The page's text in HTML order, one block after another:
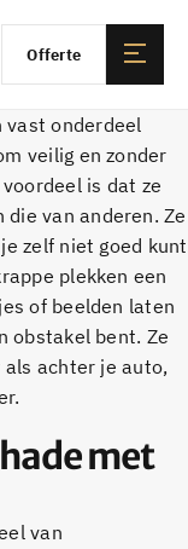
Offerte
vast onderdeel
veilig en zonder
is dat ze
van anderen. Ze
zelf niet goed kunt
plekken een
of beelden laten
obstakel bent. Ze
als achter je auto,
met
van